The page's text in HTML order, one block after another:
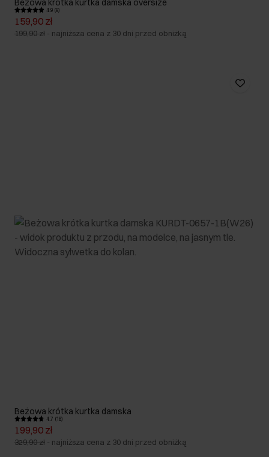
Beżowa krótka kurtka damska oversize
4.9 (9)
159,90 zł
199,90 zł - najniższa cena z 30 dni przed obniżką
Beżowa krótka kurtka damska
4.7 (18)
199,90 zł
329,90 zł - najniższa cena z 30 dni przed obniżką